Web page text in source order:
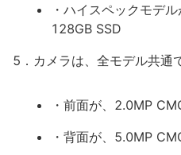
・ハイスペックモデ
128GB SSD
5．カメラは、全モデル共通
・前面が、2.0MP
・背面が、5.0MP